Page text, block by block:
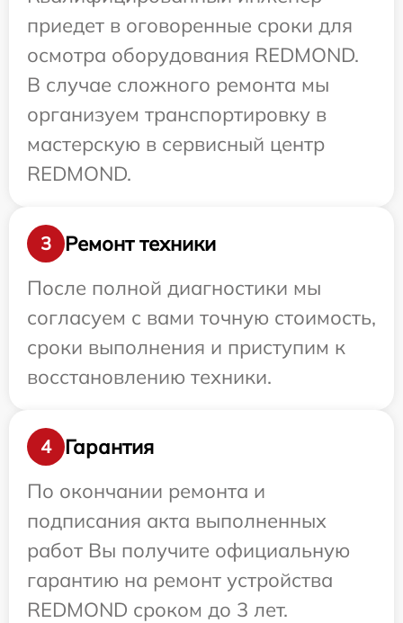
приедет в оговоренные сроки для
осмотра оборудования REDMOND.
В случае сложного ремонта мы
организуем транспортировку в
мастерскую в сервисный центр
REDMOND.
3
Ремонт техники
После полной диагностики мы
согласуем с вами точную стоимость,
сроки выполнения и приступим к
восстановлению техники.
4
Гарантия
По окончании ремонта и
подписания акта выполненных
работ Вы получите официальную
гарантию на ремонт устройства
REDMOND сроком до 3 лет.